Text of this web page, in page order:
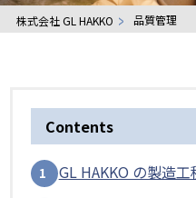
株式会社 GL HAKKO 品質管理
Contents
GL HAKKO の製造